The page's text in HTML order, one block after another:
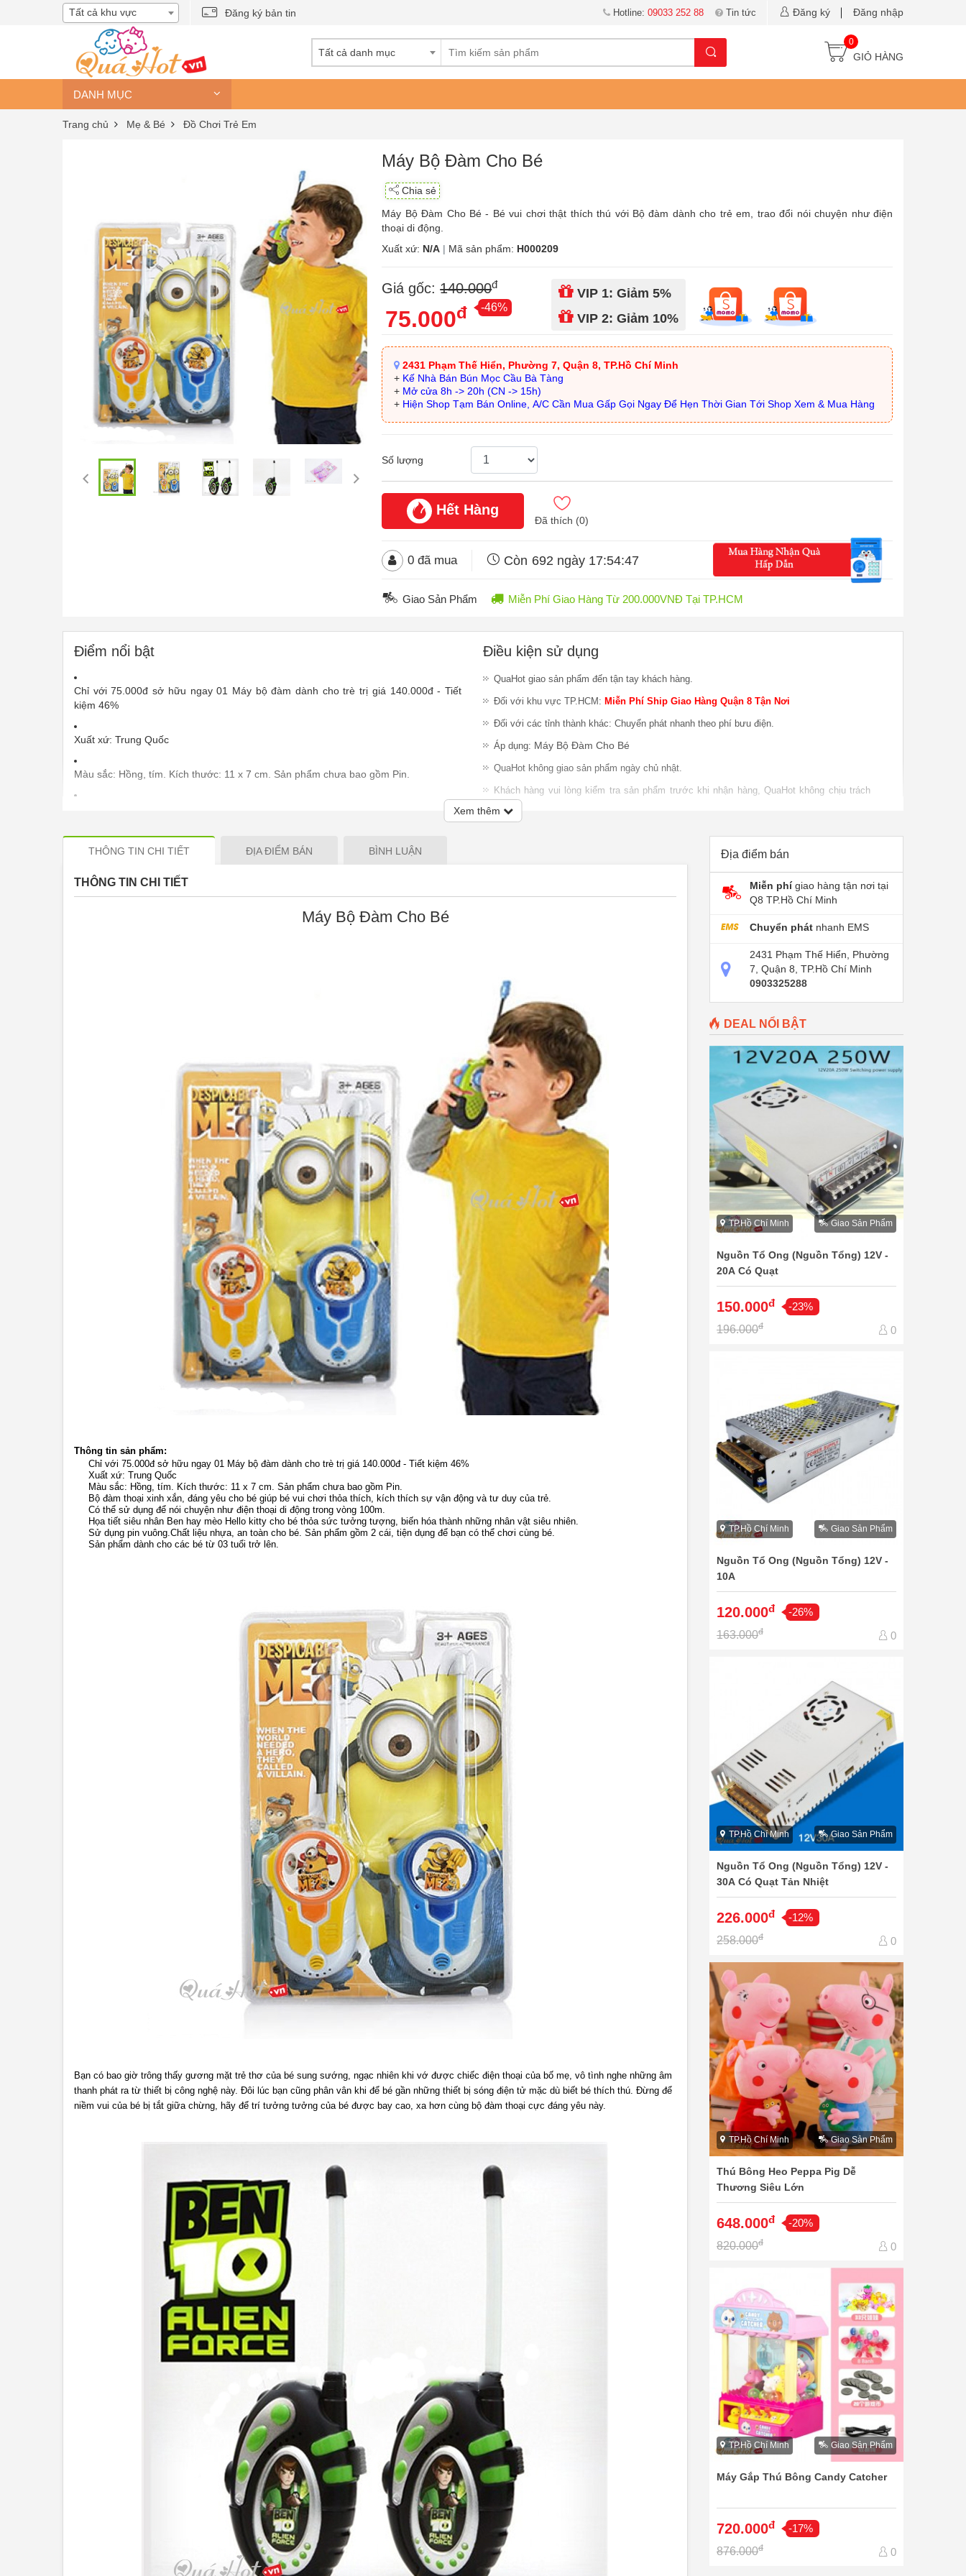
Tất cả khu vực Đăng ký bản tin Hotline: 09033 252 88 Tin tức Đăng ký Đăng nhập
Tất cả danh mục
0
GIỎ HÀNG
DANH MỤC
Trang chủ Mẹ & Bé Đồ Chơi Trẻ Em
Máy Bộ Đàm Cho Bé
Chia sẻ
Máy Bộ Đàm Cho Bé - Bé vui chơi thật thích thú với Bộ đàm dành cho trẻ em, trao đổi nói chuyện như điện
thoại di động.
Xuất xứ: N/A | Mã sản phẩm: H000209
Giá gốc:140.000đ
75.000đ -46%
VIP 1: Giảm 5%
VIP 2: Giảm 10%
2431 Phạm Thế Hiển, Phường 7, Quận 8, TP.Hồ Chí Minh
+ Kế Nhà Bán Bún Mọc Cầu Bà Tàng
+ Mở cửa 8h -> 20h (CN -> 15h)
+ Hiện Shop Tạm Bán Online, A/C Cần Mua Gấp Gọi Ngay Để Hẹn Thời Gian Tới Shop Xem & Mua Hàng
Số lượng
Hết Hàng
Đã thích (0)
0đã mua Còn 692 ngày 17:54:45
Giao Sản Phẩm Miễn Phí Giao Hàng Từ 200.000VNĐ Tại TP.HCM
Điểm nổi bật
Chỉ với 75.000đ sở hữu ngay 01 Máy bộ đàm dành cho trè trị giá 140.000đ - Tiết
kiệm 46%
Xuất xứ: Trung Quốc
Màu sắc: Hồng, tím. Kích thước: 11 x 7 cm. Sản phẩm chưa bao gồm Pin.
Bộ đàm thoại xinh xắn, đáng yêu cho bé giúp bé vui chơi thỏa thích, kích thích sự
Có thể sử dụng để nói chuyện như điện thoại di động trong vòng 100m.
Điều kiện sử dụng
QuaHot giao sản phẩm đến tận tay khách hàng.
Đối với khu vực TP.HCM: Miễn Phí Ship Giao Hàng Quận 8 Tận Nơi
Đối với các tỉnh thành khác: Chuyển phát nhanh theo phí bưu điện.
Áp dụng: Máy Bộ Đàm Cho Bé
QuaHot không giao sản phẩm ngày chủ nhật.
Khách hàng vui lòng kiểm tra sản phẩm trước khi nhận hàng, QuaHot không chịu trách
nhiệm đổi trả sản phẩm sau khi giao hàng.
Xem thêm
THÔNG TIN CHI TIẾT ĐỊA ĐIỂM BÁN BÌNH LUẬN
THÔNG TIN CHI TIẾT
Máy Bộ Đàm Cho Bé
Thông tin sản phẩm:
Chỉ với 75.000đ sở hữu ngay 01 Máy bộ đàm dành cho trè trị giá 140.000đ - Tiết kiệm 46%
Xuất xứ: Trung Quốc
Màu sắc: Hồng, tím. Kích thước: 11 x 7 cm. Sản phẩm chưa bao gồm Pin.
Bộ đàm thoại xinh xắn, đáng yêu cho bé giúp bé vui chơi thỏa thích, kích thích sự vận động và tư duy của trẻ.
Có thể sử dụng để nói chuyện như điện thoại di động trong vòng 100m.
Họa tiết siêu nhân Ben hay mèo Hello kitty cho bé thỏa sức tưởng tượng, biến hóa thành những nhân vật siêu nhiên.
Sử dụng pin vuông.Chất liệu nhựa, an toàn cho bé. Sản phẩm gồm 2 cái, tiện dụng để bạn có thể chơi cùng bé.
Sản phẩm dành cho các bé từ 03 tuổi trở lên.
Bạn có bao giờ trông thấy gương mặt trẻ thơ của bé sung sướng, ngạc nhiên khi vớ được chiếc điện thoại của bố mẹ, vô tình nghe những âm
thanh phát ra từ thiết bị công nghệ này. Đôi lúc bạn cũng phân vân khi để bé gần những thiết bị sóng điện tử mặc dù biết bé thích thú. Đừng để
niềm vui của bé bị tắt giữa chừng, hãy để trí tưởng tưởng của bé được bay cao, xa hơn cùng bộ đàm thoại cực đáng yêu này.
Địa điểm bán
Miễn phígiao hàng tận nơi tại
Q8 TP.Hồ Chí Minh
Chuyển phát nhanh EMS
2431 Phạm Thế Hiển, Phường
7, Quận 8, TP.Hồ Chí Minh
0903325288
DEAL NỔI BẬT
TP.Hồ Chí Minh Giao Sản Phẩm
Nguồn Tổ Ong (Nguồn Tổng) 12V -
20A Có Quạt
150.000đ
-23%
196.000đ 0
TP.Hồ Chí Minh Giao Sản Phẩm
Nguồn Tổ Ong (Nguồn Tổng) 12V -
10A
120.000đ
-26%
163.000đ 0
TP.Hồ Chí Minh Giao Sản Phẩm
Nguồn Tổ Ong (Nguồn Tổng) 12V -
30A Có Quạt Tản Nhiệt
226.000đ
-12%
258.000đ 0
TP.Hồ Chí Minh Giao Sản Phẩm
Thú Bông Heo Peppa Pig Dễ
Thương Siêu Lớn
648.000đ
-20%
820.000đ 0
TP.Hồ Chí Minh Giao Sản Phẩm
Máy Gắp Thú Bông Candy Catcher
720.000đ
-17%
876.000đ 0